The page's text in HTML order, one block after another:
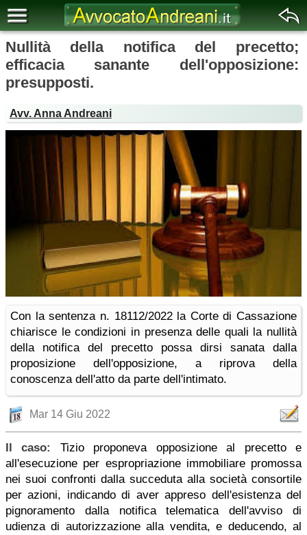
Nullità della notifica del precetto;
efficacia sanante dell'opposizione:
presupposti.
Avv. Anna Andreani
Con la sentenza n. 18112/2022 la Corte di Cassazione
chiarisce le condizioni in presenza delle quali la nullità
della notifica del precetto possa dirsi sanata dalla
proposizione dell'opposizione, a riprova della
conoscenza dell'atto da parte dell'intimato.
Mar 14 Giu 2022
Il caso:
Tizio proponeva opposizione al precetto e
all'esecuzione per espropriazione immobiliare promossa
nei suoi confronti dalla succeduta alla società consortile
per azioni, indicando di aver appreso dell'esistenza del
pignoramento dalla notifica telematica dell'avviso di
udienza di autorizzazione alla vendita, e deducendo, al